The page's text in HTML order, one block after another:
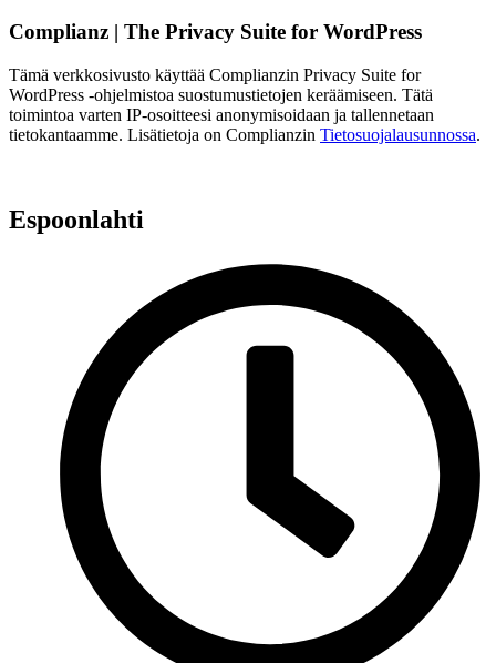
Complianz | The Privacy Suite for WordPress
Tämä verkkosivusto käyttää Complianzin Privacy Suite for
WordPress -ohjelmistoa suostumustietojen keräämiseen. Tätä
toimintoa varten IP-osoitteesi anonymisoidaan ja tallennetaan
tietokantaamme. Lisätietoja on Complianzin Tietosuojalausunnossa.
Espoonlahti